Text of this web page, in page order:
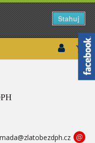
Stahuj
mada@zlatobezdph.cz @